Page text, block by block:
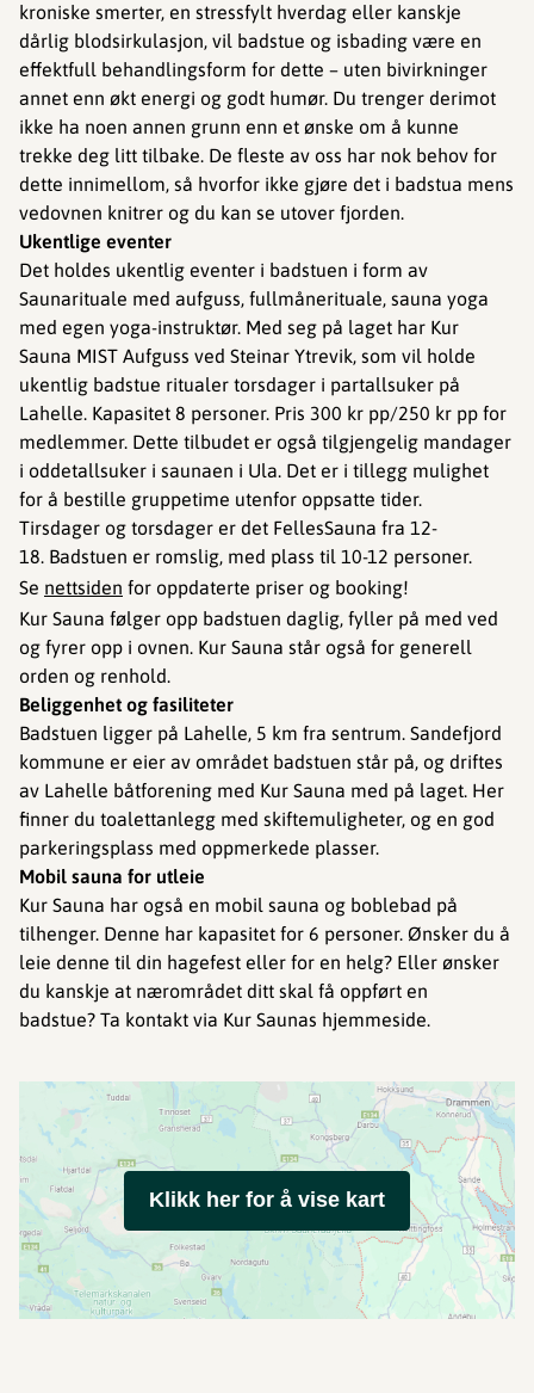
kroniske smerter, en stressfylt hverdag eller kanskje
dårlig blodsirkulasjon, vil badstue og isbading være en
effektfull behandlingsform for dette – uten bivirkninger
annet enn økt energi og godt humør. Du trenger derimot
ikke ha noen annen grunn enn et ønske om å kunne
trekke deg litt tilbake. De fleste av oss har nok behov for
dette innimellom, så hvorfor ikke gjøre det i badstua mens
vedovnen knitrer og du kan se utover fjorden.
Ukentlige eventer
Det holdes ukentlig eventer i badstuen i form av
Saunarituale med aufguss, fullmånerituale, sauna yoga
med egen yoga-instruktør. Med seg på laget har Kur
Sauna MIST Aufguss ved Steinar Ytrevik, som vil holde
ukentlig badstue ritualer torsdager i partallsuker på
Lahelle. Kapasitet 8 personer. Pris 300 kr pp/250 kr pp for
medlemmer. Dette tilbudet er også tilgjengelig mandager
i oddetallsuker i saunaen i Ula. Det er i tillegg mulighet
for å bestille gruppetime utenfor oppsatte tider.
Tirsdager og torsdager er det FellesSauna fra 12-
18. Badstuen er romslig, med plass til 10-12 personer.
Se nettsiden for oppdaterte priser og booking!
Kur Sauna følger opp badstuen daglig, fyller på med ved
og fyrer opp i ovnen. Kur Sauna står også for generell
orden og renhold.
Beliggenhet og fasiliteter
Badstuen ligger på Lahelle, 5 km fra sentrum. Sandefjord
kommune er eier av området badstuen står på, og driftes
av Lahelle båtforening med Kur Sauna med på laget. Her
finner du toalettanlegg med skiftemuligheter, og en god
parkeringsplass med oppmerkede plasser.
Mobil sauna for utleie
Kur Sauna har også en mobil sauna og boblebad på
tilhenger. Denne har kapasitet for 6 personer. Ønsker du å
leie denne til din hagefest eller for en helg? Eller ønsker
du kanskje at nærområdet ditt skal få oppført en
badstue? Ta kontakt via Kur Saunas hjemmeside.
Klikk her for å vise kart